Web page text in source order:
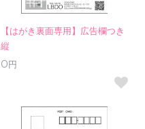
【はがき裏面専用】広告欄つき
縦
0円